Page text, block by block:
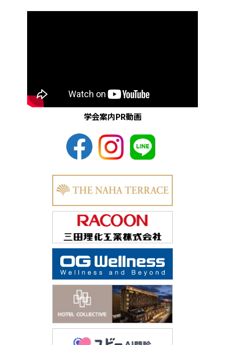
学会案内PR動画